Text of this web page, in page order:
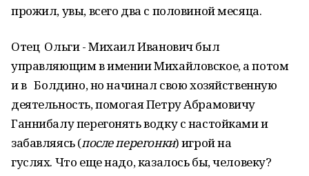
прожил, увы, всего два с половиной месяца.
Отец Ольги - Михаил Иванович был
управляющим в имении Михайловское, а потом
и в Болдино, но начинал свою хозяйственную
деятельность, помогая Петру Абрамовичу
Ганнибалу перегонять водку с настойками и
забавляясь (после перегонки) игрой на
гуслях. Что еще надо, казалось бы, человеку?